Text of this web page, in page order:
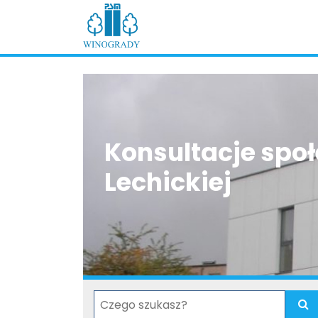
Konsultacje
Lechickiej